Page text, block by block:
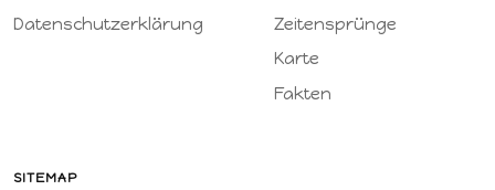
Datenschutzerklärung
Zeitensprünge
Karte
Fakten
SITEMAP